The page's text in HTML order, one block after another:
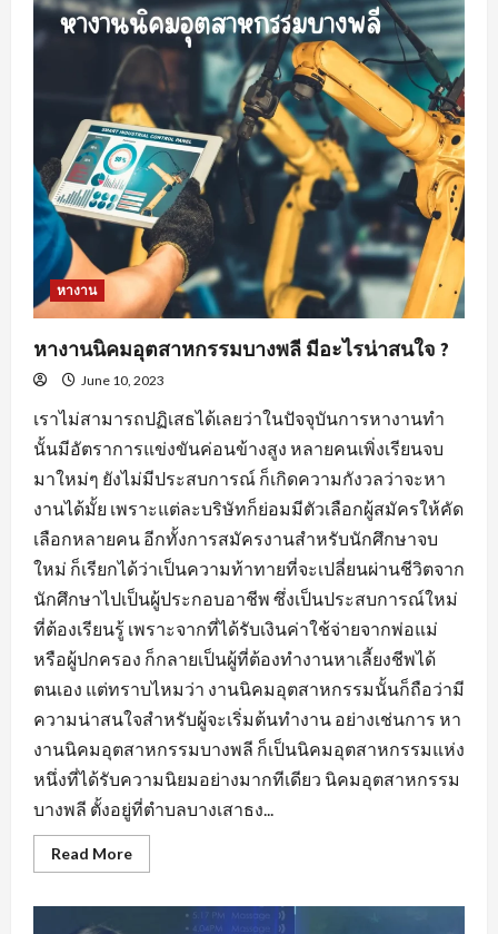
ของ
พฤติกรรม
คน
หา
พนักงาน
ขาย
สร้าง
ความ
พึง
พอใจ
ให้
แก่
องค์กร
หางาน
หางานนิคมอุตสาหกรรมบางพลี มีอะไรน่าสนใจ ?
June 10, 2023
เราไม่สามารถปฏิเสธได้เลยว่าในปัจจุบันการหางานทำ
นั้นมีอัตราการแข่งขันค่อนข้างสูง หลายคนเพิ่งเรียนจบ
มาใหม่ๆ ยังไม่มีประสบการณ์ ก็เกิดความกังวลว่าจะหา
งานได้มั้ย เพราะแต่ละบริษัทก็ย่อมมีตัวเลือกผู้สมัครให้คัด
เลือกหลายคน อีกทั้งการสมัครงานสำหรับนักศึกษาจบ
ใหม่ ก็เรียกได้ว่าเป็นความท้าทายที่จะเปลี่ยนผ่านชีวิตจาก
นักศึกษาไปเป็นผู้ประกอบอาชีพ ซึ่งเป็นประสบการณ์ใหม่
ที่ต้องเรียนรู้ เพราะจากที่ได้รับเงินค่าใช้จ่ายจากพ่อแม่
หรือผู้ปกครอง ก็กลายเป็นผู้ที่ต้องทำงานหาเลี้ยงชีพได้
ตนเอง แต่ทราบไหมว่า งานนิคมอุตสาหกรรมนั้นก็ถือว่ามี
ความน่าสนใจสำหรับผู้จะเริ่มต้นทำงาน อย่างเช่นการ หา
งานนิคมอุตสาหกรรมบางพลี ก็เป็นนิคมอุตสาหกรรมแห่ง
หนึ่งที่ได้รับความนิยมอย่างมากทีเดียว นิคมอุตสาหกรรม
บางพลี ตั้งอยู่ที่ตำบลบางเสาธง...
Read MoreRead
more